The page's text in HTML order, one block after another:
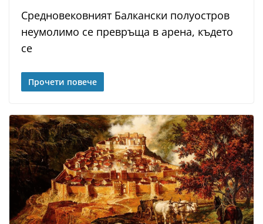
Средновековният Балкански полуостров
неумолимо се превръща в арена, където
се
Прочети повече